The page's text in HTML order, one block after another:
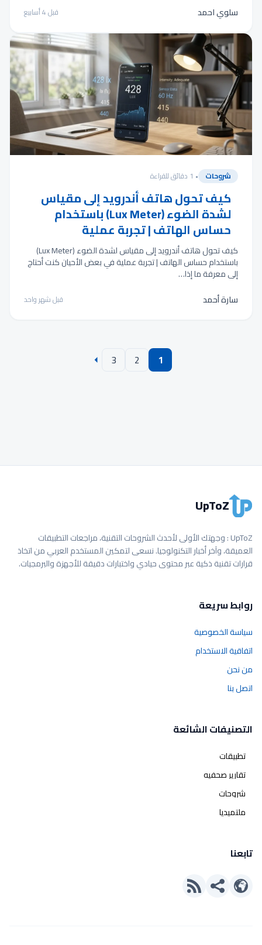
سلوي احمد
قبل 4 أسابيع
شروحات • 1 دقائق للقراءة
كيف تحول هاتف أندرويد إلى مقياس
لشدة الضوء (Lux Meter) باستخدام
حساس الهاتف | تجربة عملية
كيف تحول هاتف أندرويد إلى مقياس لشدة الضوء (Lux Meter)
باستخدام حساس الهاتف | تجربة عملية في بعض الأحيان كنت أحتاج
إلى معرفة ما إذا…
سارة أحمد
قبل شهر واحد
1
2
3
UpToZ
UpToZ : وجهتك الأولى لأحدث الشروحات التقنية، مراجعات التطبيقات
العميقة، وآخر أخبار التكنولوجيا. نسعى لتمكين المستخدم العربي من اتخاذ
قرارات تقنية ذكية عبر محتوى حيادي واختبارات دقيقة للأجهزة والبرمجيات.
روابط سريعة
سياسة الخصوصية
اتفاقية الاستخدام
من نحن
اتصل بنا
التصنيفات الشائعة
تطبيقات
تقارير صحفيه
شروحات
ملتميديا
تابعنا